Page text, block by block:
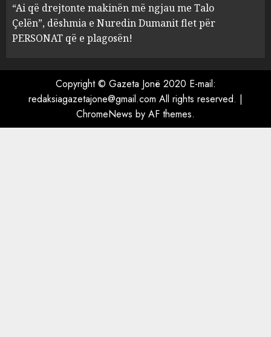
4
Berishën
MARCH 25, 2025
ngjau me Talo Çelën”,
dëshmia e Nuredin Dumanit
flet për PERSONAT që e
plagosën!
“Ai që drejtonte makinën më ngjau me Talo
Çelën”, dëshmia e Nuredin Dumanit flet për
PERSONAT që e plagosën!
Copyright © Gazeta Jonë 2020 E-mail:
redaksiagazetajone@gmail.com All rights reserved. |
ChromeNews by AF themes.